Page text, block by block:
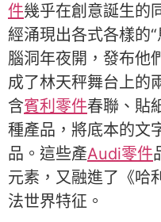
件幾乎在創意誕生的
經涌現出各式各樣的
腦洞年夜開，發布他
成了林天秤舞台上的
含賓利零件春聯、貼
種產品，將底本的文
品。這些產Audi零件
元素，又融進了《哈
法世界特征。